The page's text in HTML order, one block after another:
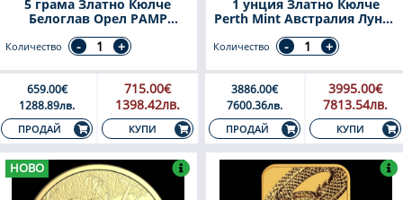
5 грама Златно Кюлче
Белоглав Орел PAMP
Швейцария
Количество
659.00€
1288.89лв.
ПРОДАЙ
715.00€
1398.42лв.
КУПИ
1 унция Златно Кюлче
Perth Mint Австралия Лунар
Кон 2026
Количество
3886.00€
7600.36лв.
ПРОДАЙ
3995.00€
7813.54лв.
КУПИ
НОВО